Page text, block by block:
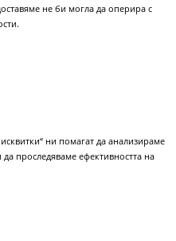
не би могла да оперира с
ни помагат да анализираме
проследяваме ефективността на